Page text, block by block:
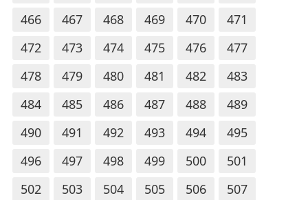
466
467 468 469 470
471
472
473 474 475 476
477
478
479 480 481 482
483
484
485 486 487 488
489
490
491 492 493 494
495
496
497 498 499 500
501
502
503 504 505 506
507